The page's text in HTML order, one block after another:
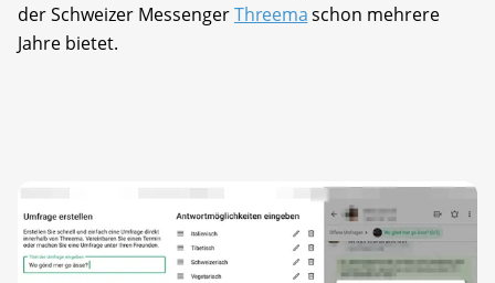
der Schweizer MessengerThreemaschon mehrere
Jahre bietet.